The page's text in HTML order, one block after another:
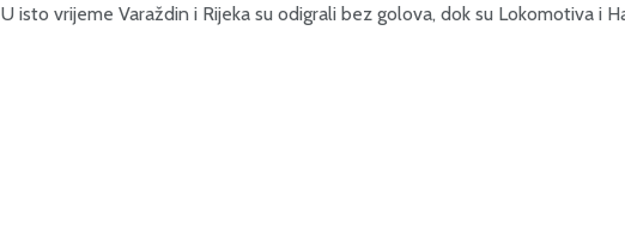
U isto vrijeme Varaždin i Rijeka su odigrali bez golova, dok su Lokomotiva i